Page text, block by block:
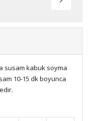
susam kabuk soyma
10-15 dk boyunca